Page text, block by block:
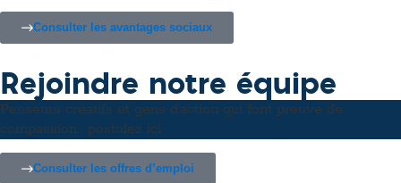
Consulter les avantages sociaux
Rejoindre notre équipe
Penseurs créatifs et gens d’action qui font preuve de
compassion : postulez ici
Consulter les offres d’emploi